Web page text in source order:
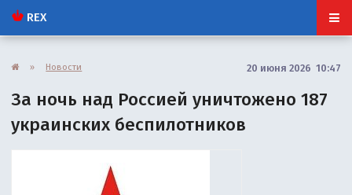
REX
» Новости 20 июня 2026 10:47
За ночь над Россией уничтожено 187
украинских беспилотников